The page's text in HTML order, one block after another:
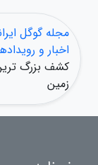
مجله گوگل
اخبار و
زمین